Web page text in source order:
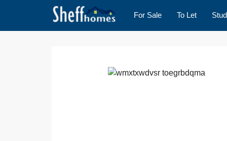
For Sale To Let